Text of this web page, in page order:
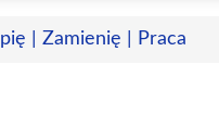
| Zamienię | Praca